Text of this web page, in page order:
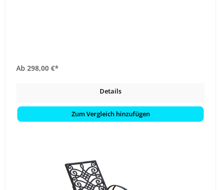
Ab 298,00 €*
Details
Zum Vergleich hinzufügen